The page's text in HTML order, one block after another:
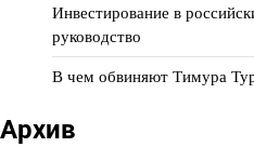
Инвестирование в
руководство
В чем обвиняют Тимура
Архив